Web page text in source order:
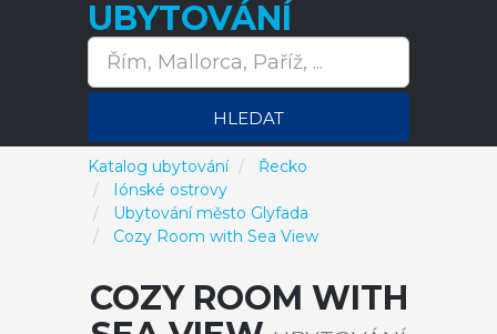
UBYTOVÁNÍ
HLEDAT
Katalog ubytování
Řecko
Iónské ostrovy
Ubytování město Glyfada
Cozy Room with Sea View
COZY ROOM WITH